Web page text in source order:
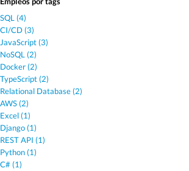
SQL (4)
CI/CD (3)
JavaScript (3)
NoSQL (2)
Docker (2)
TypeScript (2)
Relational Database (2)
AWS (2)
Excel (1)
Django (1)
REST API (1)
Python (1)
C# (1)